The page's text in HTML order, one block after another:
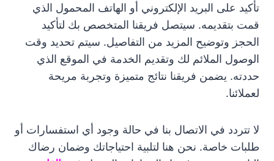
تأكيد على البريد الإلكتروني أو الهاتف المحمول الذي
قمت بتقديمه. سيتصل فريقنا المتخصص بك لتأكيد
الحجز وتوضيح المزيد من التفاصيل. سيتم تحديد وقت
الوصول الملائم لك وتقديم الخدمة في الموقع الذي
حددته. يضمن فريقنا نتائج متميزة وتجربة مريحة
لعملائنا.
لا تتردد في الاتصال بنا في حالة وجود أي استفسارات أو
طلبات خاصة. نحن هنا لتلبية احتياجاتك وضمان رضاك